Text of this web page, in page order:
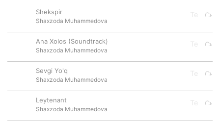
Shekspir
Shaxzoda Muhammedova
Ana Xolos (Soundtrack)
Shaxzoda Muhammedova
Sevgi Yo'q
Shaxzoda Muhammedova
Leytenant
Shaxzoda Muhammedova